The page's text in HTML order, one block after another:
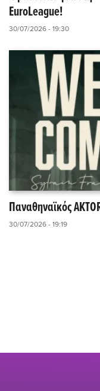
EuroLeague!
30/07/2026 - 19:30
Παναθηναϊκός
30/07/2026 - 19:19